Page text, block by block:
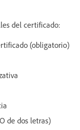
del certificado:
(obligatorio)
de dos letras)